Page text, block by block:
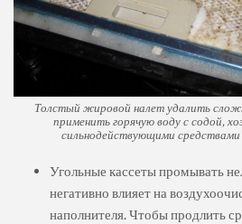
Толстый жировой налет удалить
применить горячую воду с содой,
сильнодействующими
Угольные кассеты промывать
негативно влияет на
наполнителя. Чтобы продлить